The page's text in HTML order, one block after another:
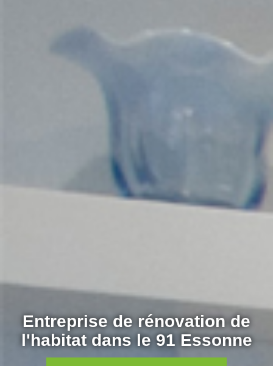
Entreprise de rénovation de
l'habitat dans le 91 Essonne